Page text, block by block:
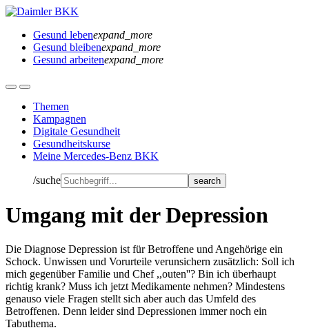
Gesund lebenexpand_more
Gesund bleibenexpand_more
Gesund arbeitenexpand_more
Themen
Kampagnen
Digitale Gesundheit
Gesundheitskurse
Meine Mercedes-Benz BKK
/suche
Umgang mit der Depression
Die Diagnose Depression ist für Betroffene und Angehörige ein
Schock. Unwissen und Vorurteile verunsichern zusätzlich: Soll ich
mich gegenüber Familie und Chef ,,outen''? Bin ich überhaupt
richtig krank? Muss ich jetzt Medikamente nehmen? Mindestens
genauso viele Fragen stellt sich aber auch das Umfeld des
Betroffenen. Denn leider sind Depressionen immer noch ein
Tabuthema.